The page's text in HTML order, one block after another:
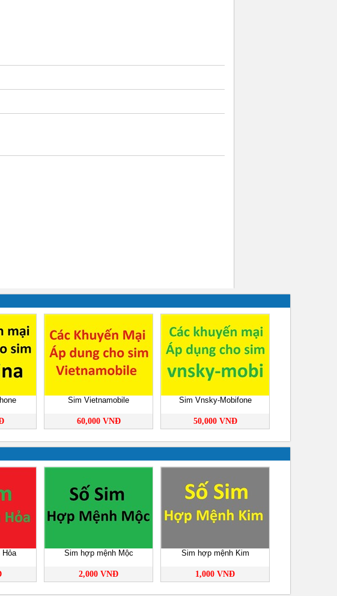
Sim Vietnamobile
60,000 VNĐ
Sim Vnsky-Mobifone
50,000 VNĐ
Sim hợp mệnh Mộc
2,000 VNĐ
Sim hợp mệnh Kim
1,000 VNĐ